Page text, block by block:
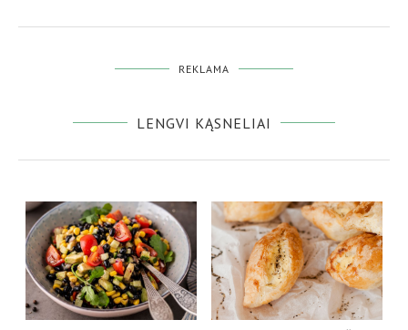
REKLAMA
LENGVI KĄSNELIAI